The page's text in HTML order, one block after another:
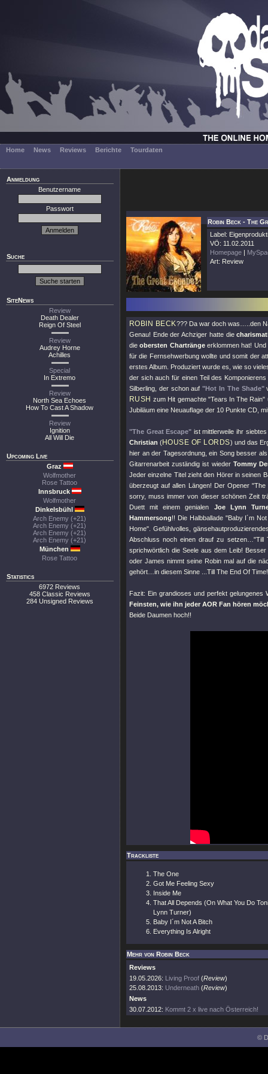
Home News Reviews Berichte Tourdaten
Anmeldung
Benutzername
Passwort
Suche
SiteNews
Review
Death Dealer
Reign Of Steel
Review
Audrey Horne
Achilles
Special
In Extremo
Review
North Sea Echoes
How To Cast A Shadow
Review
Ignition
All Will Die
Upcoming Live
Graz
Wolfmother
Rose Tattoo
Innsbruck
Wolfmother
Dinkelsbühl
Arch Enemy (+21)
Arch Enemy (+21)
Arch Enemy (+21)
Arch Enemy (+21)
München
Rose Tattoo
Statistics
6972 Reviews
458 Classic Reviews
284 Unsigned Reviews
Robin Beck - The
Label:
VÖ: 11.02.2011
Homepage |
Art: Review
ROBIN BECK??? Da war doch was…..den
Genau! Ende der Achziger hatte die
dieobersten Charträngeerklommen hat! Und
für die Fernsehwerbung wollte und somit der
erstes Album. Produziert wurde es, wie so
der sich auch für einen Teil des
Silberling, der schon auf"Hot In The Shade"
RUSH zum Hit gemachte "Tears In The Rain"
Jubiläum eine Neuauflage der 10 Punkte CD,
"The Great Escape" ist mittlerweile ihr
Christian (HOUSE OF LORDS) und das
hier an der Tagesordnung, ein Song besser
Gitarrenarbeit zuständig ist wieder Tommy
Jeder einzelne Titel zieht den Hörer in seinen
überzeugt auf allen Längen! Der Opener"The
sorry, muss immer von dieser schönen Zeit
Duett mit einem genialen Joe Lynn
Hammersong!! Die Halbballade "Baby I´m
Home" . Gefühlvolles,
Abschluss noch einen drauf zu setzen… "Till
sprichwörtlich die Seele aus dem Leib!
oder James nimmt seine Robin mal auf die
gehört…in diesem Sinne ...Till The End Of
Fazit: Ein grandioses und perfekt
Feinsten, wie ihn jeder AOR Fan hören
Beide Daumen hoch!!
Trackliste
The One
Got Me Feeling Sexy
Inside Me
That All Depends (On What You Do
Lynn Turner)
Baby I´m Not A Bitch
Everything Is Alright
Mehr von Robin Beck
Reviews
19.05.2026: Living Proof (Review)
25.08.2013: Underneath (Review)
News
30.07.2012: Kommt 2 x live nach Österreich!
©